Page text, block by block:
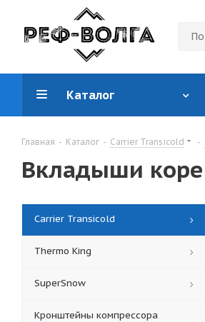
Каталог
Главная - Каталог - Carrier Transicold -
Вкладыши
Carrier Transicold
Thermo King
SuperSnow
Кронштейны компрессора